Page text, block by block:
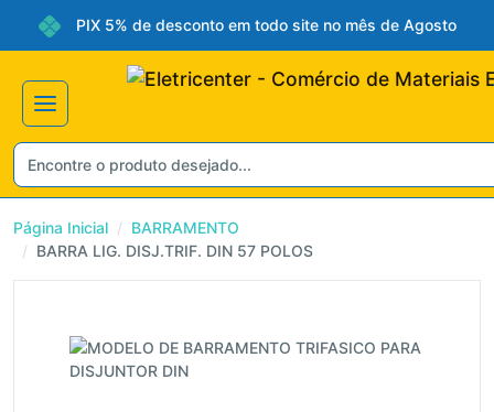
PIX 5% de desconto em todo site no mês de Agosto
Página Inicial
BARRAMENTO
BARRA LIG. DISJ.TRIF. DIN 57 POLOS
Não gosto de